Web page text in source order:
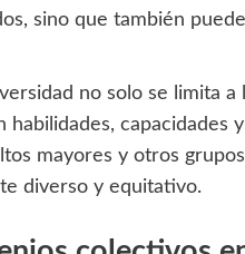
sino que también
no solo se limita
capacidades
mayores y otros
diverso y equitativo.